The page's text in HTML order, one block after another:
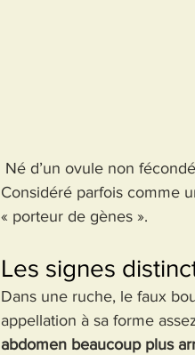
Né d’un ovule non
Considéré parfois comme
« porteur de gènes ».
Les signes
Dans une ruche, le faux
appellation à sa forme
abdomen beaucoup plus